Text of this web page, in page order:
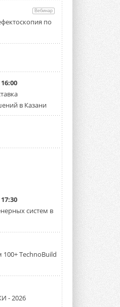
Inc. ...
Covered ...
России
в МКД
запрет на
...
с ЕС-
TRS EC
как выбрать
первой
для окон ...
Вебинар
по
в Казани
систем в
TechnoBuild
- 2026